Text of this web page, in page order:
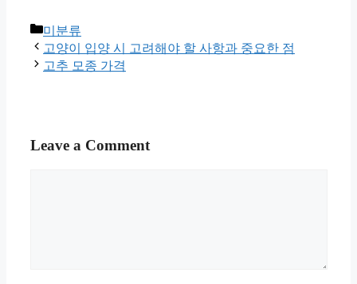
Categories
미분류
고양이 입양 시 고려해야 할 사항과 중요한 점
고추 모종 가격
Leave a Comment